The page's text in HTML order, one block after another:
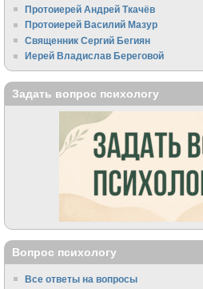
Протоиерей Андрей Ткачёв
Протоиерей Василий Мазур
Священник Сергий Бегиян
Иерей Владислав Береговой
Задать вопрос психологу
Вопрос психологу
Все ответы на вопросы